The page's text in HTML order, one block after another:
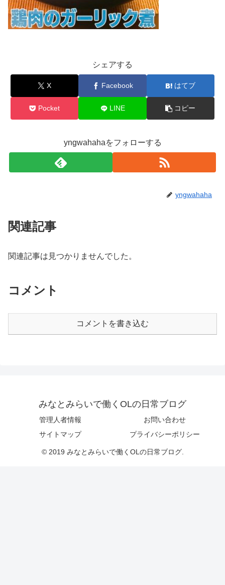
シェアする
X Facebook はてブ
Pocket LINE コピー
yngwahahaをフォローする
yngwahaha
関連記事
関連記事は見つかりませんでした。
コメント
コメントを書き込む
みなとみらいで働くOLの日常ブログ
管理人者情報
お問い合わせ
サイトマップ
プライバシーポリシー
© 2019 みなとみらいで働くOLの日常ブログ.